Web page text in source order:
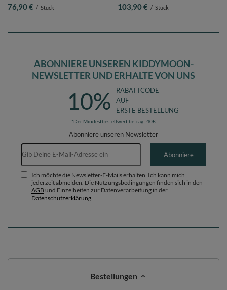
pink:pastellbeige/weiß/perle, 90 x 30
76,90 € / Stück
Hergestellt in der EU,
Bälle
103,90 € / Stück
ABONNIERE UNSEREN KIDDYMOON-
NEWSLETTER UND ERHALTE VON UNS
10%
RABATTCODE
AUF
ERSTE BESTELLUNG
*Der Mindestbestellwert beträgt 40€
Abonniere unseren Newsletter
E-Mail-Adresse
Abonniere
Ich möchte die Newsletter-E-Mails erhalten. Ich kann mich
jederzeit abmelden. Die Nutzungsbedingungen finden sich in den
AGB und Einzelheiten zur Datenverarbeitung in der
Datenschutzerklärung
Bestellungen